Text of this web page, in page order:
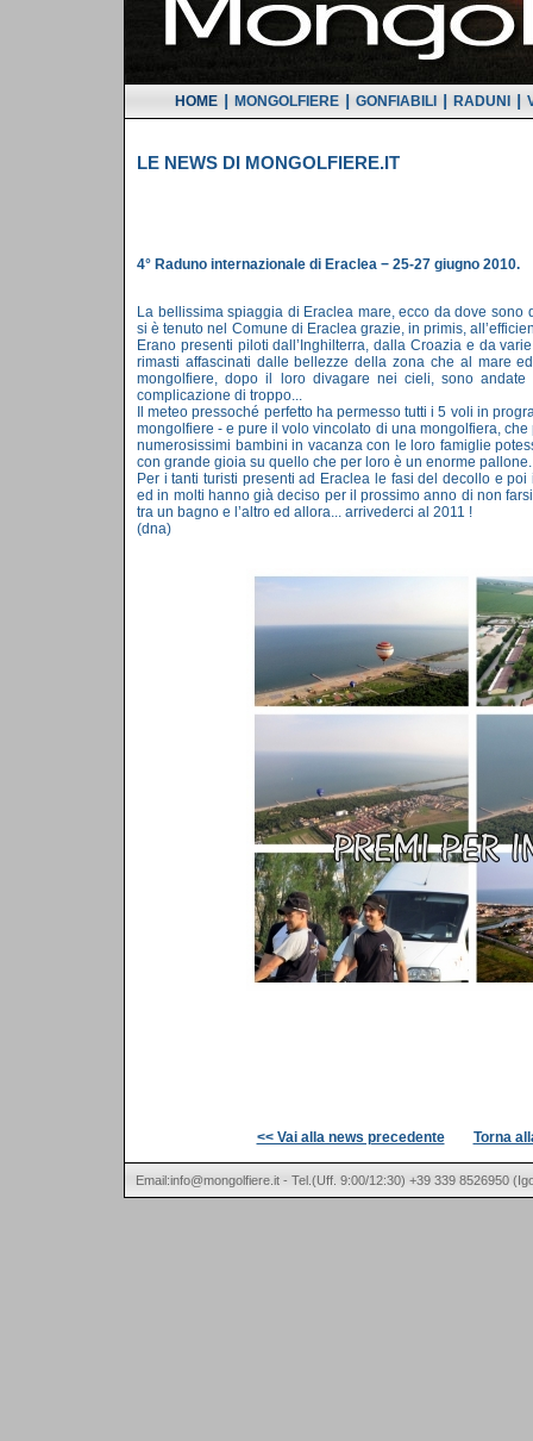
HOME MONGOLFIERE GONFIABILI RADUNI
LE NEWS DI MONGOLFIERE.IT
4° Raduno internazionale di Eraclea − 25-27 giugno 2010.
La bellissima spiaggia di Eraclea mare, ecco da dove
si è tenuto nel Comune di Eraclea grazie, in primis,
Erano presenti piloti dall’Inghilterra, dalla Croazia e da
rimasti affascinati dalle bellezze della zona che al mare
mongolfiere, dopo il loro divagare nei cieli, sono
complicazione di troppo...
Il meteo pressoché perfetto ha permesso tutti i 5 voli in
mongolfiere - e pure il volo vincolato di una mongolfiera,
numerosissimi bambini in vacanza con le loro famiglie
con grande gioia su quello che per loro è un enorme pallone.
Per i tanti turisti presenti ad Eraclea le fasi del decollo e
ed in molti hanno già deciso per il prossimo anno di non
tra un bagno e l’altro ed allora... arrivederci al 2011 !
(dna)
<< Vai alla news precedente Torna
Email:info@mongolfiere.it - Tel.(Uff. 9:00/12:30) +39 339 8526950